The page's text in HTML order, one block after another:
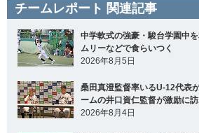
チームレポート 関連記事
中学軟式の強豪・駿台学園中
ムリーなどで食らいつく
2026年8月5日
桑田真澄監督率いるU-12代表
ームの井口資仁監督が激励に
2026年8月4日